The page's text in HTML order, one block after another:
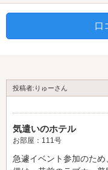
口
投稿者:りゅーさん
気遣いのホテル
お部屋：111号
急遽イベント参加のた